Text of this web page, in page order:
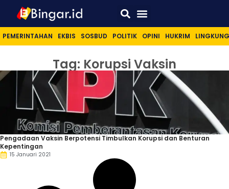
PEMERINTAHAN EKBIS SOSBUD POLITIK OPINI HUKRIM
Tag: Korupsi Vaksin
Pengadaan Vaksin Berpotensi Timbulkan Korupsi dan Benturan
Kepentingan
15 Januari 2021